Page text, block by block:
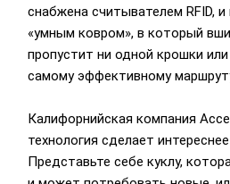
снабжена считывателем RFID,
«умным ковром», в который
пропустит ни одной крошки
самому эффективному
Калифорнийская компания
технология сделает
Представьте себе куклу,